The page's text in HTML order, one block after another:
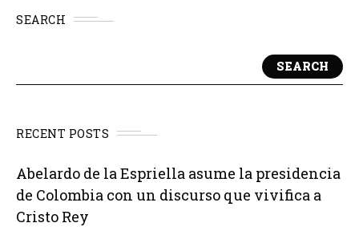
SEARCH
SEARCH
RECENT POSTS
Abelardo de la Espriella asume la presidencia
de Colombia con un discurso que vivifica a
Cristo Rey